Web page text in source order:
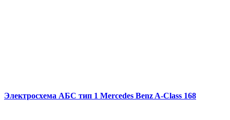
Электросхема АБС тип 1 Mercedes Benz A-Class 168